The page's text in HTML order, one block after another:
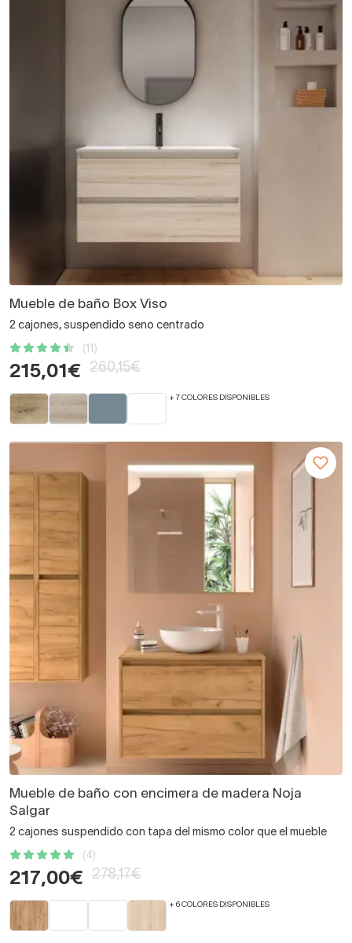
Mueble de baño Box Viso
2 cajones, suspendido seno centrado
(11)
215,01€ 260,15€
+ 7 COLORES DISPONIBLES
Mueble de baño con encimera de madera Noja
Salgar
2 cajones suspendido con tapa del mismo color que el mueble
(4)
217,00€ 278,17€
+ 6 COLORES DISPONIBLES